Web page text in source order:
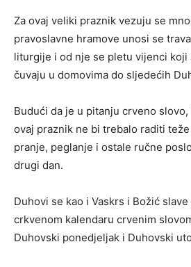
Za ovaj veliki praznik vezuju se
pravoslavne hramove unosi se
liturgije i od nje se pletu vijenci koji
čuvaju u domovima do sljedećih
Budući da je u pitanju crveno
ovaj praznik ne bi trebalo raditi
pranje, peglanje i ostale ručne
drugi dan.
Duhovi se kao i Vaskrs i Božić
crkvenom kalendaru crvenim
Duhovski ponedjeljak i Duhovski